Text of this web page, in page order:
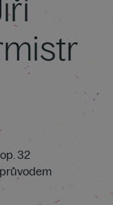
32